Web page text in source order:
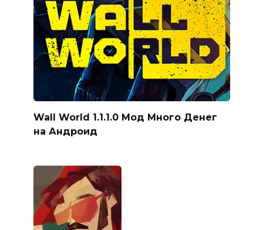
Wall World 1.1.1.0 Мод Много Денег
на Андроид